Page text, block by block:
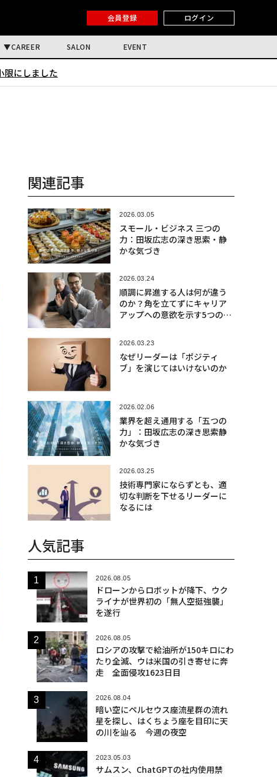
会員登録 ログイン
CAREER SALON EVENT
限にしました
関連記事
2026.03.05
スモール・ビジネス 三つの
力：田坂広志の深き思索・静
かな気づき
2026.03.24
順調に昇進する人は何が違う
のか？角を立てずにキャリア
アップへの意欲を示す5つのフ
2026.03.23
なぜリーダーは「ポジティ
ブ」を演じてはいけないのか
2026.02.06
業界を超え通用する「五つの
力」：田坂広志の深き思索静
かな気づき
2026.03.25
技術専門家にならずとも、適
切な判断を下せるリーダーに
なるには
人気記事
2026.08.05
ドローンからロボットが降下、ウク
ライナが世界初の「無人空挺強襲」
を遂行
2026.08.05
ロシアの攻撃で給油所が150キロにわ
たり全滅、ウは米国の引き寄せに奔
走 全面侵攻1623日目
2026.08.04
暗い空にペルセウス座流星群の流れ
星を探し、はくちょう座を目印に天
の川を辿る 今週の夜空
2023.05.03
サムスン、ChatGPTの社内使用禁